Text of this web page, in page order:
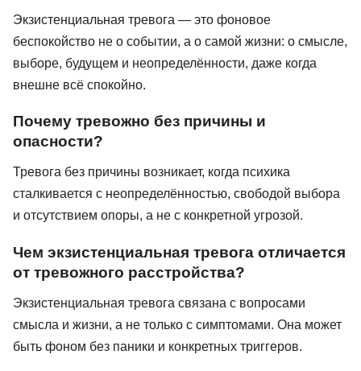
Экзистенциальная тревога — это фоновое
беспокойство не о событии, а о самой жизни: о смысле,
выборе, будущем и неопределённости, даже когда
внешне всё спокойно.
Почему тревожно без причины и
опасности?
Тревога без причины возникает, когда психика
сталкивается с неопределённостью, свободой выбора
и отсутствием опоры, а не с конкретной угрозой.
Чем экзистенциальная тревога отличается
от тревожного расстройства?
Экзистенциальная тревога связана с вопросами
смысла и жизни, а не только с симптомами. Она может
быть фоном без паники и конкретных триггеров.